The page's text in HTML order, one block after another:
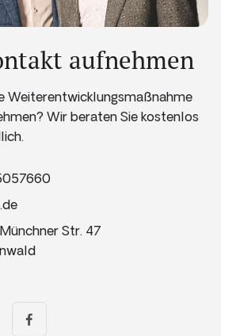
aufnehmen
Weiterentwicklungsmaßnahme
Wir beraten Sie kostenlos
Str. 47